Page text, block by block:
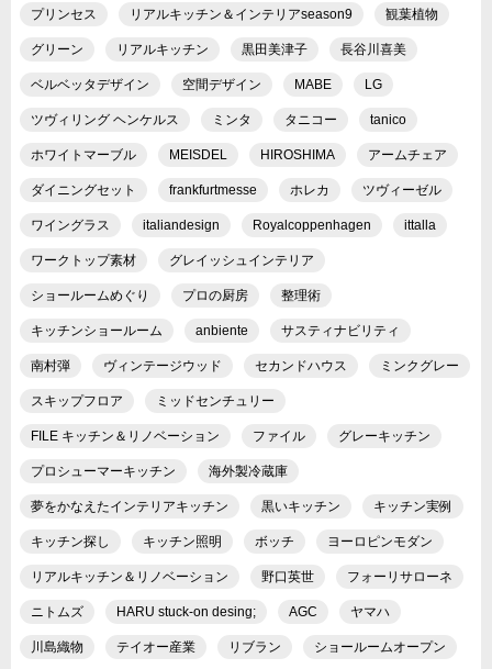
プリンセス リアルキッチン＆インテリアseason9 観葉植物
グリーン リアルキッチン 黒田美津子 長谷川喜美
ベルベッタデザイン 空間デザイン MABE LG
ツヴィリング ヘンケルス ミンタ タニコー tanico
ホワイトマーブル MEISDEL HIROSHIMA アームチェア
ダイニングセット frankfurtmesse ホレカ ツヴィーゼル
ワイングラス italiandesign Royalcoppenhagen ittalla
ワークトップ素材 グレイッシュインテリア
ショールームめぐり プロの厨房 整理術
キッチンショールーム anbiente サスティナビリティ
南村弾 ヴィンテージウッド セカンドハウス ミンクグレー
スキップフロア ミッドセンチュリー
FILE キッチン＆リノベーション ファイル グレーキッチン
プロシューマーキッチン 海外製冷蔵庫
夢をかなえたインテリアキッチン 黒いキッチン キッチン実例
キッチン探し キッチン照明 ボッチ ヨーロピンモダン
リアルキッチン＆リノベーション 野口英世 フォーリサローネ
ニトムズ HARU stuck-on desing; AGC ヤマハ
川島織物 テイオー産業 リブラン ショールームオープン